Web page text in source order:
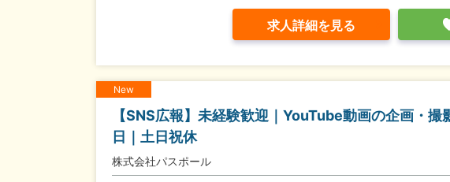
求人詳細を見る
New
【SNS広報】未経験歓迎｜YouTube動画の企画・
日｜土日祝休
株式会社パスポール